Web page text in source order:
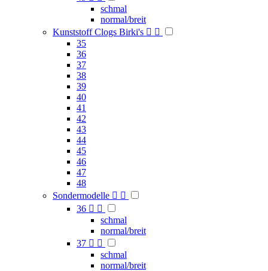
schmal
normal/breit
Kunststoff Clogs Birki's  
35
36
37
38
39
40
41
42
43
44
45
46
47
48
Sondermodelle  
36  
schmal
normal/breit
37  
schmal
normal/breit